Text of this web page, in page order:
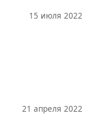
15 июля 2022
21 апреля 2022